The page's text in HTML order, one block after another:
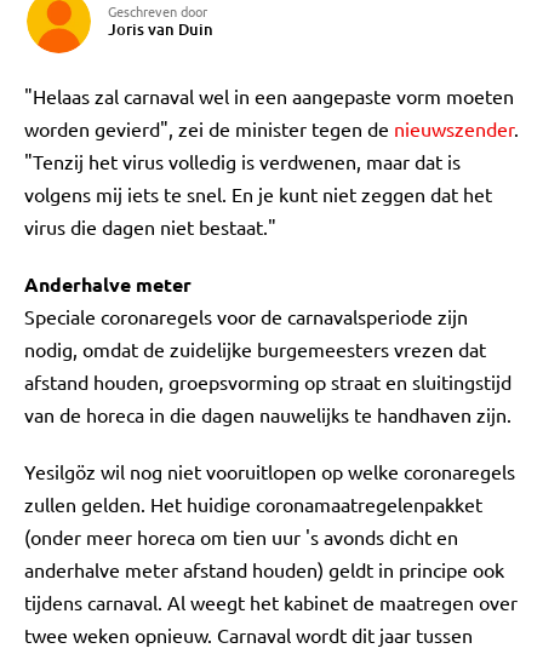
Geschreven door
Joris van Duin
"Helaas zal carnaval wel in een aangepaste vorm moeten
worden gevierd", zei de minister tegen de nieuwszender.
"Tenzij het virus volledig is verdwenen, maar dat is
volgens mij iets te snel. En je kunt niet zeggen dat het
virus die dagen niet bestaat."
Anderhalve meter
Speciale coronaregels voor de carnavalsperiode zijn
nodig, omdat de zuidelijke burgemeesters vrezen dat
afstand houden, groepsvorming op straat en sluitingstijd
van de horeca in die dagen nauwelijks te handhaven zijn.
Yesilgöz wil nog niet vooruitlopen op welke coronaregels
zullen gelden. Het huidige coronamaatregelenpakket
(onder meer horeca om tien uur 's avonds dicht en
anderhalve meter afstand houden) geldt in principe ook
tijdens carnaval. Al weegt het kabinet de maatregen over
twee weken opnieuw. Carnaval wordt dit jaar tussen